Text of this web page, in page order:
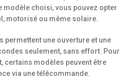
modèle choisi, vous pouvez opter
motorisé ou même solaire.
permettent une ouverture et une
seulement, sans effort. Pour
certains modèles peuvent être
via une télécommande.